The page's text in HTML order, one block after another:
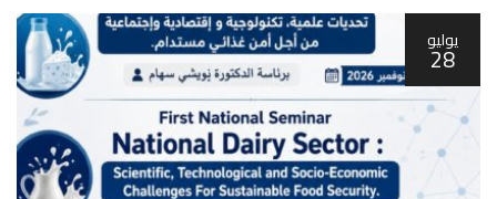
يوليو
28